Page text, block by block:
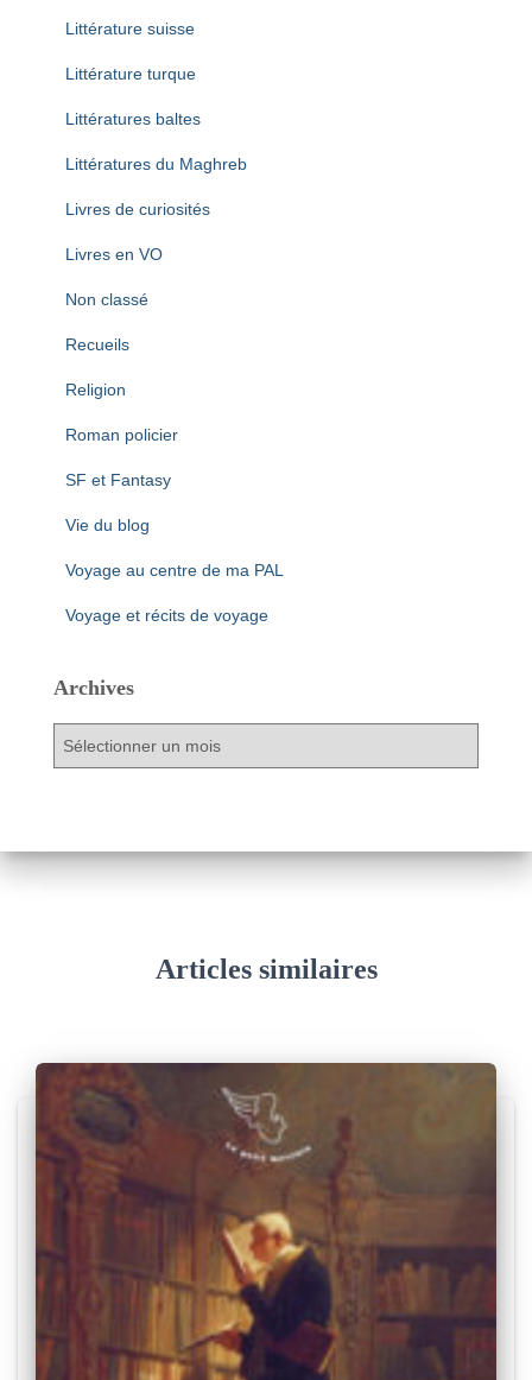
Littérature suisse
Littérature turque
Littératures baltes
Littératures du Maghreb
Livres de curiosités
Livres en VO
Non classé
Recueils
Religion
Roman policier
SF et Fantasy
Vie du blog
Voyage au centre de ma PAL
Voyage et récits de voyage
Archives
v
Articles similaires